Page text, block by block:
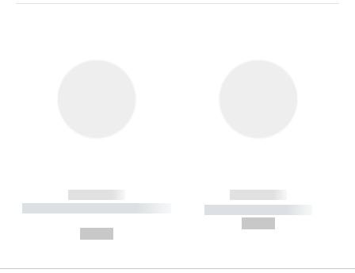
------------
----------- ----------- --------
------------
----------- -----------